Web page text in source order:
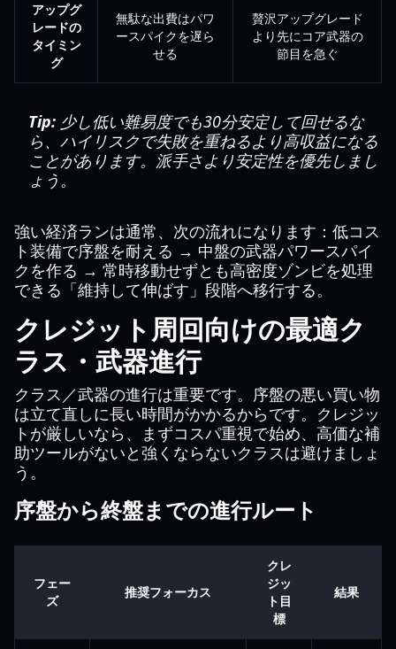
アップグ
レードの
タイミン
グ
無駄な出費はパワ
ースパイクを遅ら
せる
贅沢アップグレード
より先にコア武器の
節目を急ぐ
Tip: 少し低い難易度でも30分安定して回せるな
ら、ハイリスクで失敗を重ねるより高収益になる
ことがあります。派手さより安定性を優先しまし
ょう。
強い経済ランは通常、次の流れになります：低コス
ト装備で序盤を耐える → 中盤の武器パワースパイ
クを作る → 常時移動せずとも高密度ゾンビを処理
できる「維持して伸ばす」段階へ移行する。
クレジット周回向けの最適ク
ラス・武器進行
クラス／武器の進行は重要です。序盤の悪い買い物
は立て直しに長い時間がかかるからです。クレジッ
トが厳しいなら、まずコスパ重視で始め、高価な補
助ツールがないと強くならないクラスは避けましょ
う。
序盤から終盤までの進行ルート
フェー
ズ
推奨フォーカス
クレ
ジッ
ト目
標
結果